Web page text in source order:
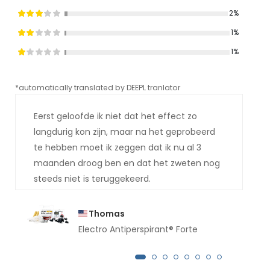
2%
1%
1%
*automatically translated by DEEPL tranlator
Eerst geloofde ik niet dat het effect zo
langdurig kon zijn, maar na het geprobeerd
te hebben moet ik zeggen dat ik nu al 3
maanden droog ben en dat het zweten nog
steeds niet is teruggekeerd.
Thomas
Electro Antiperspirant® Forte